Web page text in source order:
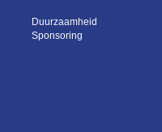
Duurzaamheid
Sponsoring